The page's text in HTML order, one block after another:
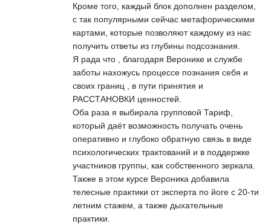
Кроме того, каждый блок дополнен разделом,
с так популярными сейчас метафорическими
картами, которые позволяют каждому из нас
получить ответы из глубины подсознания.
Я рада что , благодаря Веронике и службе
заботы нахожусь процессе познания себя и
своих границ , в пути принятия и
РАССТАНОВКИ ценностей.
Оба раза я выбирала групповой Тариф,
который даёт возможность получать очень
оперативно и глубоко обратную связь в виде
психологических трактований и в поддержке
участников группы, как собственного зеркала.
Также в этом курсе Вероника добавила
телесные практики от эксперта по йоге с 20-ти
летним стажем, а также дыхательные
практики.